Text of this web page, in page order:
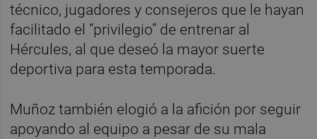
técnico, jugadores y consejeros que le hayan
facilitado el “privilegio” de entrenar al
Hércules, al que deseó la mayor suerte
deportiva para esta temporada.
Muñoz también elogió a la afición por seguir
apoyando al equipo a pesar de su mala